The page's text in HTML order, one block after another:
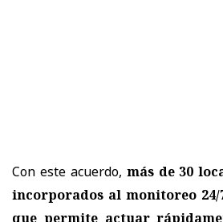
Con este acuerdo, más de 30
incorporados al monitoreo
que permite actuar